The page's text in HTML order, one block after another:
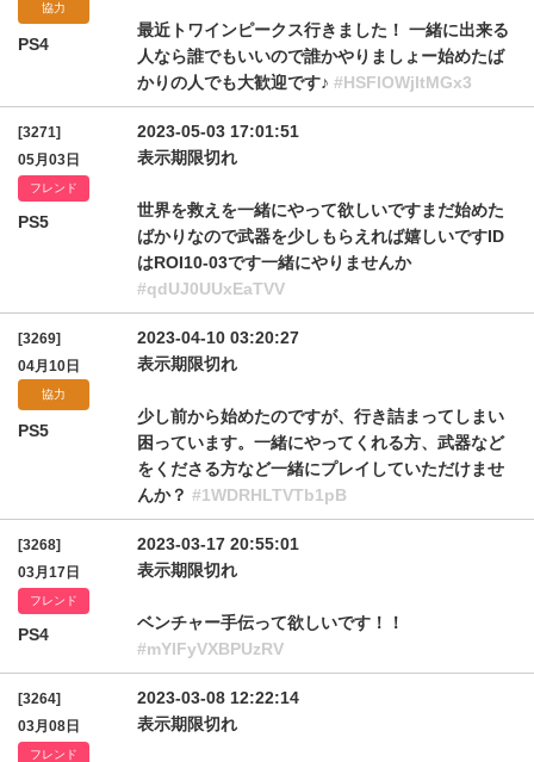
協力
PS4
最近トワインピークス行きました！ 一緒に出来る
人なら誰でもいいので誰かやりましょー始めたば
かりの人でも大歓迎です♪ #HSFlOWjltMGx3
[3271]
05月03日
フレンド
PS5
2023-05-03 17:01:51
表示期限切れ
世界を救えを一緒にやって欲しいですまだ始めた
ばかりなので武器を少しもらえれば嬉しいですID
はROI10-03です一緒にやりませんか
#qdUJ0UUxEaTVV
[3269]
04月10日
協力
PS5
2023-04-10 03:20:27
表示期限切れ
少し前から始めたのですが、行き詰まってしまい
困っています。一緒にやってくれる方、武器など
をくださる方など一緒にプレイしていただけませ
んか？ #1WDRHLTVTb1pB
[3268]
03月17日
フレンド
PS4
2023-03-17 20:55:01
表示期限切れ
ベンチャー手伝って欲しいです！！
#mYlFyVXBPUzRV
[3264]
03月08日
フレンド
2023-03-08 12:22:14
表示期限切れ